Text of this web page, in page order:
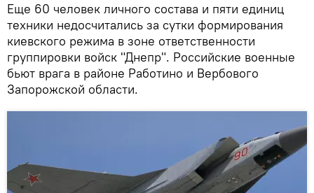
Еще 60 человек личного состава и пяти единиц
техники недосчитались за сутки формирования
киевского режима в зоне ответственности
группировки войск "Днепр". Российские военные
бьют врага в районе Работино и Вербового
Запорожской области.